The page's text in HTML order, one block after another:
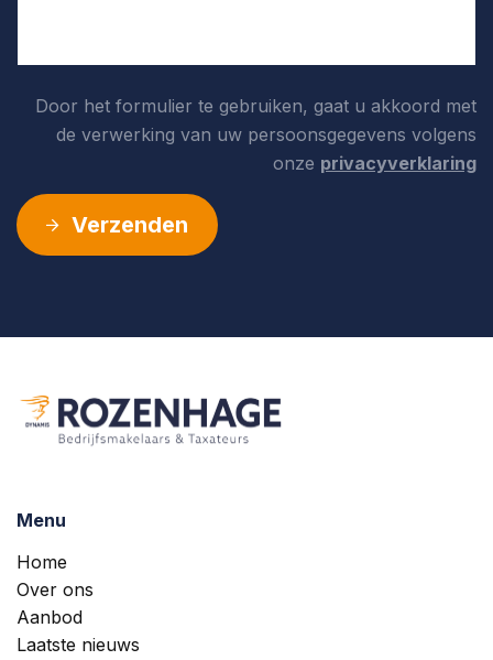
deuren worden uitgevoerd in aluminium en/of
kunststof met dubbele beglazing (HR++)
– verdere afbouw op basis van meerwerk is mogelijk.
kantoor opvragen
Vloeroppervlakte:
Door het formulier te gebruiken, gaat u akkoord met
de verwerking van uw persoonsgegevens volgens
onze privacyverklaring
Verzenden
Menu
Home
Over ons
Aanbod
Laatste nieuws